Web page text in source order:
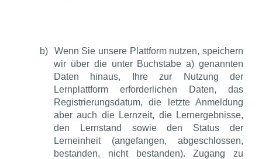
b)
Wenn Sie unsere Plattform nutzen, speichern
wir über die unter Buchstabe a) genannten
Daten hinaus, Ihre zur Nutzung der
Lernplattform erforderlichen Daten, das
Registrierungsdatum, die letzte Anmeldung
aber auch die Lernzeit, die Lernergebnisse,
den Lernstand sowie den Status der
Lerneinheit (angefangen, abgeschlossen,
bestanden, nicht bestanden). Zugang zu